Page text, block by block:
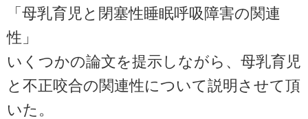
「母乳育児と閉塞性睡眠呼吸障害の関連
性」
いくつかの論文を提示しながら、母乳育児
と不正咬合の関連性について説明させて頂
いた。